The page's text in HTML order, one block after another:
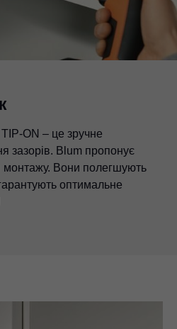
TIP-ON – це зручне
зазорів. Blum пропонує
монтажу. Вони полегшують
оптимальне